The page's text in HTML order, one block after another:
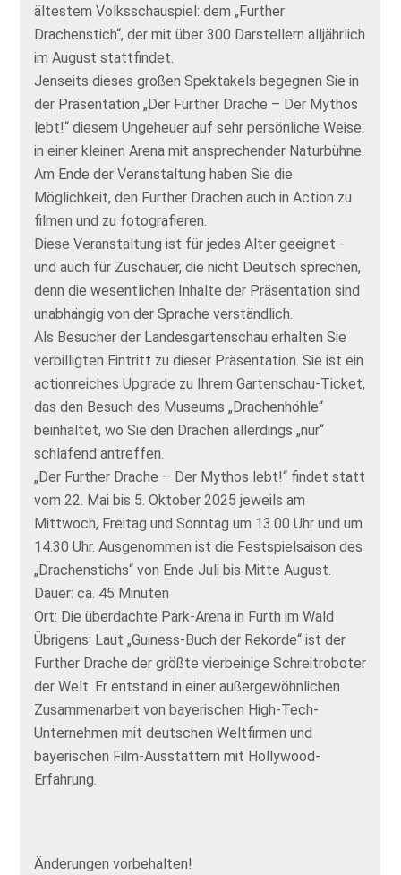
ältestem Volksschauspiel: dem „Further
Drachenstich“, der mit über 300 Darstellern alljährlich
im August stattfindet.
Jenseits dieses großen Spektakels begegnen Sie in
der Präsentation „Der Further Drache – Der Mythos
lebt!“ diesem Ungeheuer auf sehr persönliche Weise:
in einer kleinen Arena mit ansprechender Naturbühne.
Am Ende der Veranstaltung haben Sie die
Möglichkeit, den Further Drachen auch in Action zu
filmen und zu fotografieren.
Diese Veranstaltung ist für jedes Alter geeignet -
und auch für Zuschauer, die nicht Deutsch sprechen,
denn die wesentlichen Inhalte der Präsentation sind
unabhängig von der Sprache verständlich.
Als Besucher der Landesgartenschau erhalten Sie
verbilligten Eintritt zu dieser Präsentation. Sie ist ein
actionreiches Upgrade zu Ihrem Gartenschau-Ticket,
das den Besuch des Museums „Drachenhöhle“
beinhaltet, wo Sie den Drachen allerdings „nur“
schlafend antreffen.
„Der Further Drache – Der Mythos lebt!“ findet statt
vom 22. Mai bis 5. Oktober 2025 jeweils am
Mittwoch, Freitag und Sonntag um 13.00 Uhr und um
14.30 Uhr. Ausgenommen ist die Festspielsaison des
„Drachenstichs“ von Ende Juli bis Mitte August.
Dauer: ca. 45 Minuten
Ort: Die überdachte Park-Arena in Furth im Wald
Übrigens: Laut „Guiness-Buch der Rekorde“ ist der
Further Drache der größte vierbeinige Schreitroboter
der Welt. Er entstand in einer außergewöhnlichen
Zusammenarbeit von bayerischen High-Tech-
Unternehmen mit deutschen Weltfirmen und
bayerischen Film-Ausstattern mit Hollywood-
Erfahrung.
Änderungen vorbehalten!